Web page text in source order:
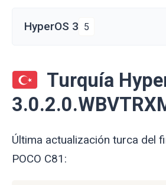
HyperOS 3 5
Turquía
Última actualización turca del
POCO C81: